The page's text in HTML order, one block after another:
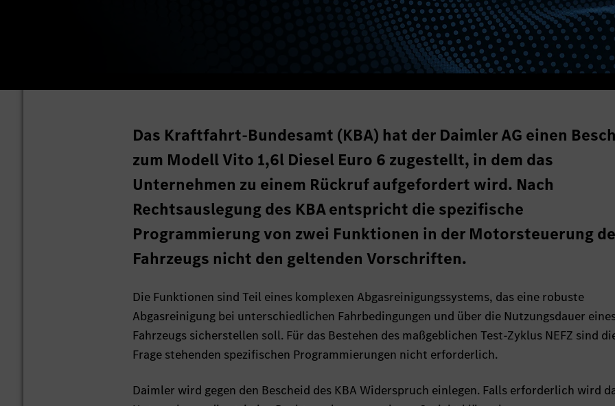
Das Kraftfahrt-Bundesamt (KBA) hat der Daimler AG einen
zum Modell Vito 1,6l Diesel Euro 6 zugestellt, in dem das
Unternehmen zu einem Rückruf aufgefordert wird. Nach
Rechtsauslegung des KBA entspricht die spezifische
Programmierung von zwei Funktionen in der Motorsteuerung
Fahrzeugs nicht den geltenden Vorschriften.
Die Funktionen sind Teil eines komplexen Abgasreinigungssystems, das eine robuste
Abgasreinigung bei unterschiedlichen Fahrbedingungen und über die Nutzungsdauer
Fahrzeugs sicherstellen soll. Für das Bestehen des maßgeblichen Test-Zyklus NEFZ sind
Frage stehenden spezifischen Programmierungen nicht erforderlich.
Daimler wird gegen den Bescheid des KBA Widerspruch einlegen. Falls erforderlich wird